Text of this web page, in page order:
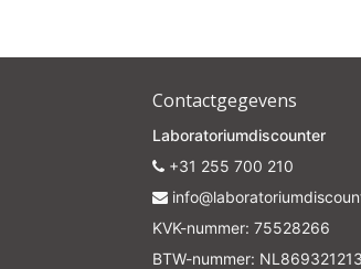
Contactgegevens
Laboratoriumdiscounter
+31 255 700 210
KVK-nummer: 75528266
BTW-nummer: